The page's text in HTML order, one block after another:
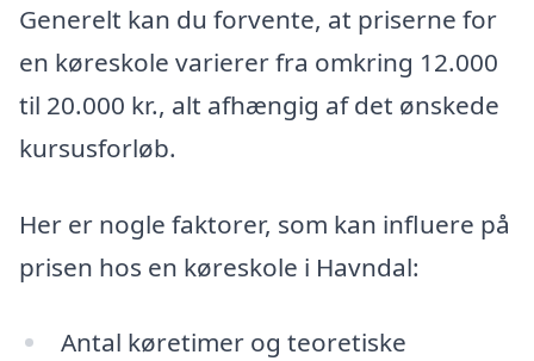
Generelt kan du forvente, at priserne for
en køreskole varierer fra omkring 12.000
til 20.000 kr., alt afhængig af det ønskede
kursusforløb.
Her er nogle faktorer, som kan influere på
prisen hos en køreskole i Havndal:
Antal køretimer og teoretiske